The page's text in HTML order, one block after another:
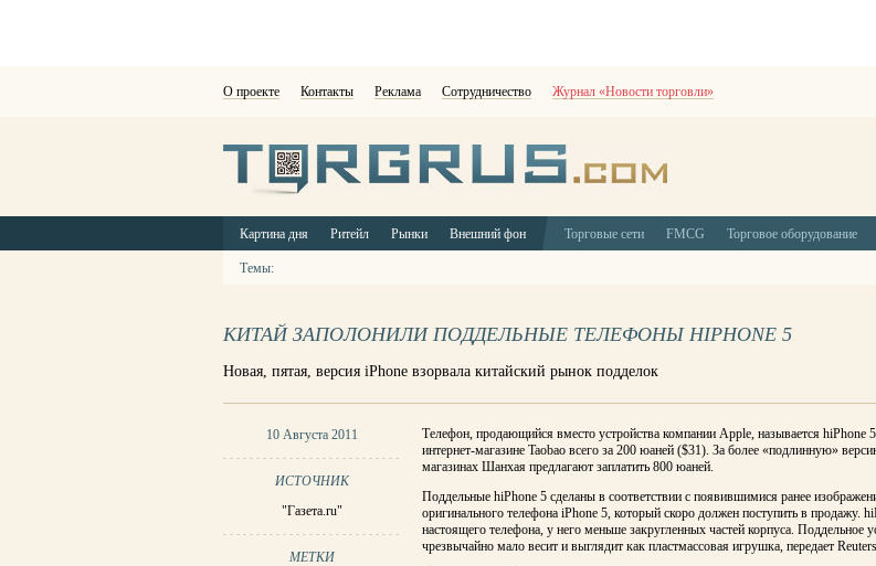
О проекте Контакты Реклама Сотрудничество Журнал «Новости торговли»
Картина дня Ритейл Рынки Внешний фон Торговые сети FMCG Торговое оборудование
Темы:
КИТАЙ ЗАПОЛОНИЛИ ПОДДЕЛЬНЫЕ ТЕЛЕФОНЫ HIPHONE 5
Новая, пятая, версия iPhone взорвала китайский рынок подделок
10 Августа 2011
ИСТОЧНИК
"Газета.ru"
МЕТКИ
Телефон, продающийся вместо устройства компании Apple, называется hiPhone
интернет-магазине Taobao всего за 200 юаней ($31). За более «подлинную»
магазинах Шанхая предлагают заплатить 800 юаней.
Поддельные hiPhone 5 сделаны в соответствии с появившимися ранее
оригинального телефона iPhone 5, который скоро должен поступить в продажу.
настоящего телефона, у него меньше закругленных частей корпуса. Поддельное
чрезвычайно мало весит и выглядит как пластмассовая игрушка, передает